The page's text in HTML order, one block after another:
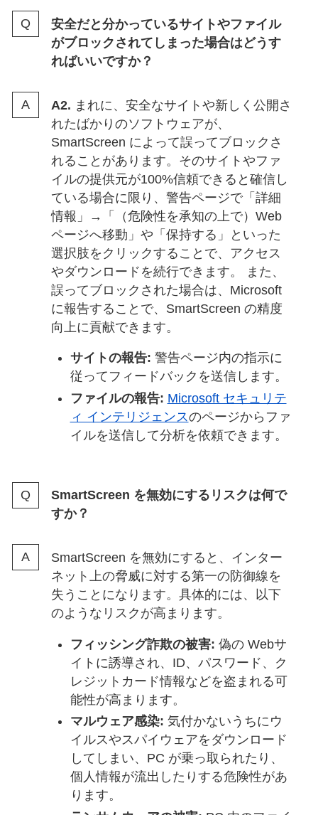
安全だと分かっているサイトやファイル
がブロックされてしまった場合はどうす
ればいいですか？
A2. まれに、安全なサイトや新しく公開さ
れたばかりのソフトウェアが、
SmartScreen によって誤ってブロックさ
れることがあります。そのサイトやファ
イルの提供元が100%信頼できると確信し
ている場合に限り、警告ページで「詳細
情報」→「（危険性を承知の上で）Web
ページへ移動」や「保持する」といった
選択肢をクリックすることで、アクセス
やダウンロードを続行できます。 また、
誤ってブロックされた場合は、Microsoft
に報告することで、SmartScreen の精度
向上に貢献できます。
サイトの報告: 警告ページ内の指示に
従ってフィードバックを送信します。
ファイルの報告: Microsoft セキュリテ
ィ インテリジェンスのページからファ
イルを送信して分析を依頼できます。
SmartScreen を無効にするリスクは何で
すか？
SmartScreen を無効にすると、インター
ネット上の脅威に対する第一の防御線を
失うことになります。具体的には、以下
のようなリスクが高まります。
フィッシング詐欺の被害: 偽の Webサ
イトに誘導され、ID、パスワード、ク
レジットカード情報などを盗まれる可
能性が高まります。
マルウェア感染: 気付かないうちにウ
イルスやスパイウェアをダウンロード
してしまい、PC が乗っ取られたり、
個人情報が流出したりする危険性があ
ります。